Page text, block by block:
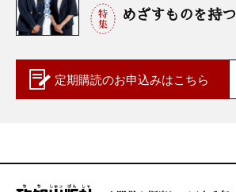
めざすものを持つ
定期購読のお申込みはこちら